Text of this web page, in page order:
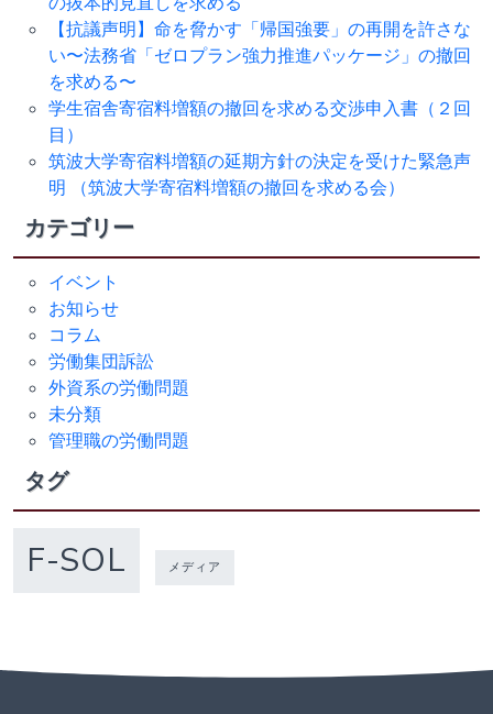
【抗議声明】命を脅かす「帰国強要」の再開を許さな
い〜法務省「ゼロプラン強力推進パッケージ」の撤回
を求める〜
学生宿舎寄宿料増額の撤回を求める交渉申入書（２回
目）
筑波大学寄宿料増額の延期方針の決定を受けた緊急声
明 （筑波大学寄宿料増額の撤回を求める会）
カテゴリー
イベント
お知らせ
コラム
労働集団訴訟
外資系の労働問題
未分類
管理職の労働問題
タグ
F-SOL メディア